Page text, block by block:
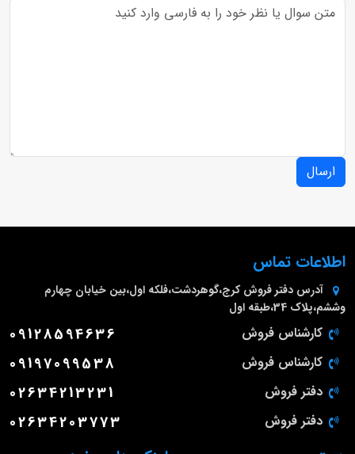
ارسال
اطلاعات تماس
آدرس دفتر فروش کرج،گوهردشت،فلکه اول،بین خیابان چهارم
وششم،پلاک 34،طبقه اول
کارشناس فروش 09128594636
کارشناس فروش 09197099538
دفتر فروش 02634213231
دفتر فروش 02634203773